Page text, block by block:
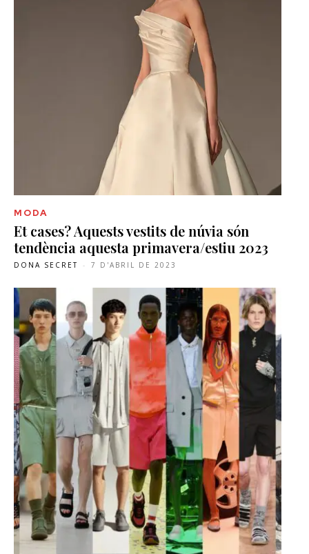
MODA
Et cases? Aquests vestits de núvia són
tendència aquesta primavera/estiu 2023
DONA SECRET - 7 D'ABRIL DE 2023